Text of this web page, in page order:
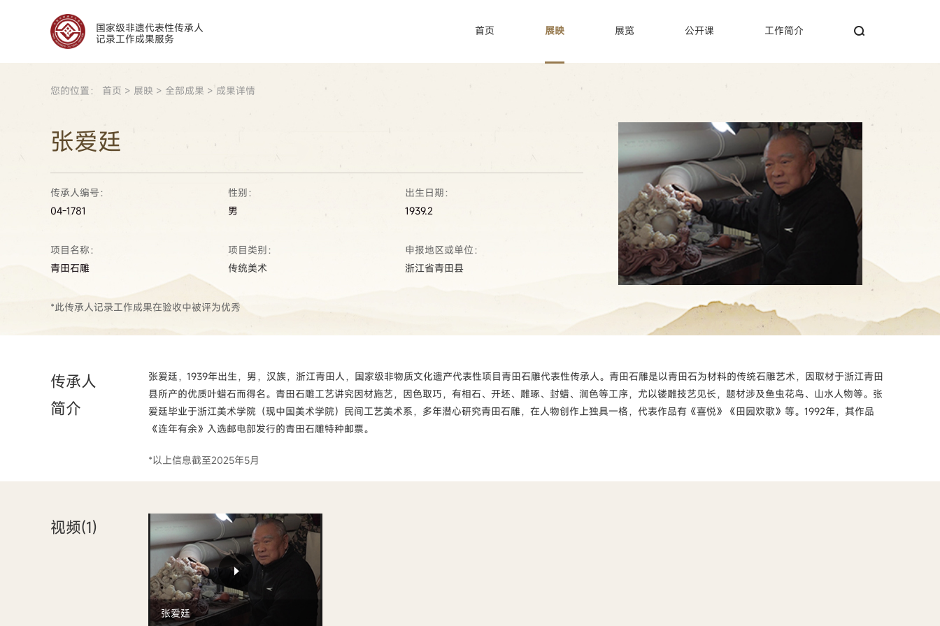
国家级非遗代表性传承人
记录工作成果服务
首页 展映 展览 公开课 工作简介
您的位置： 首页 > 展映 > 全部成果 > 成果详情
张爱廷
传承人编号：
04-1781
性别：
男
出生日期：
1939.2
项目名称：
青田石雕
项目类别：
传统美术
申报地区或单位：
浙江省青田县
*此传承人记录工作成果在验收中被评为优秀
传承人
简介
张爱廷，1939年出生，男，汉族，浙江青田人，国家级非物质文化遗产代表性项目青田石雕代表性传承人。青田石雕是以青田石为材料的传统石雕艺术，因取材于浙江青田
县所产的优质叶蜡石而得名。青田石雕工艺讲究因材施艺，因色取巧，有相石、开坯、雕琢、封蜡、润色等工序，尤以镂雕技艺见长，题材涉及鱼虫花鸟、山水人物等。张
爱廷毕业于浙江美术学院（现中国美术学院）民间工艺美术系，多年潜心研究青田石雕，在人物创作上独具一格，代表作品有《喜悦》《田园欢歌》等。1992年，其作品
《连年有余》入选邮电部发行的青田石雕特种邮票。
*以上信息截至2025年5月
视频(1)
张爱廷
搜索
热搜关键词： 国家图书馆